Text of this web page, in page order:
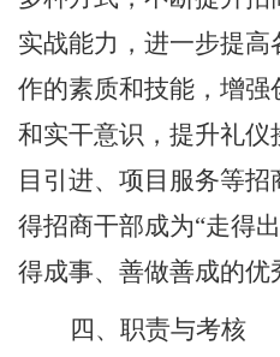
实战能力，进一步提
作的素质和技能，增强
和实干意识，提升礼仪
目引进、项目服务等
得招商干部成为“走得
得成事、善做善成的优
四、职责与考核